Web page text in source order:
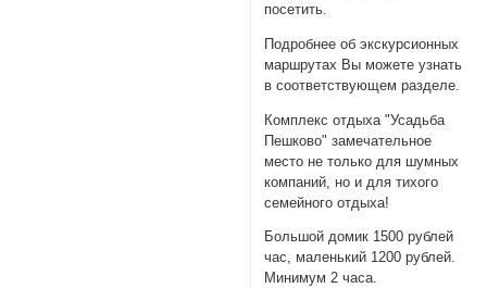
посетить.
Подробнее об экскурсионных
маршрутах Вы можете узнать
в соответствующем разделе.
Комплекс отдыха "Усадьба
Пешково" замечательное
место не только для шумных
компаний, но и для тихого
семейного отдыха!
Большой домик 1500 рублей
час, маленький 1200 рублей.
Минимум 2 часа.